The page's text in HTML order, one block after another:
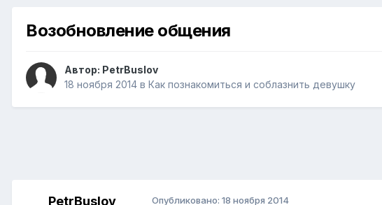
Возобновление общения
Автор: PetrBuslov
18 ноября 2014 в Как познакомиться и соблазнить девушку
PetrBuslov Опубликовано: 18 ноября 2014